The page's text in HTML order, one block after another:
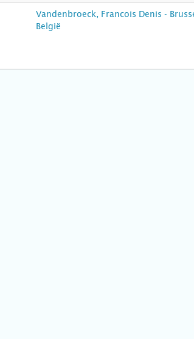
Vandenbroeck, Francois Denis -
België